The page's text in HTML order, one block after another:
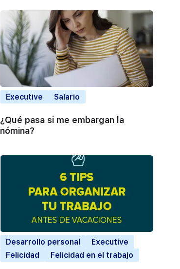
Executive Salario
¿Qué pasa si me embargan la
nómina?
Desarrollo personal
Executive
Felicidad
Felicidad en el trabajo